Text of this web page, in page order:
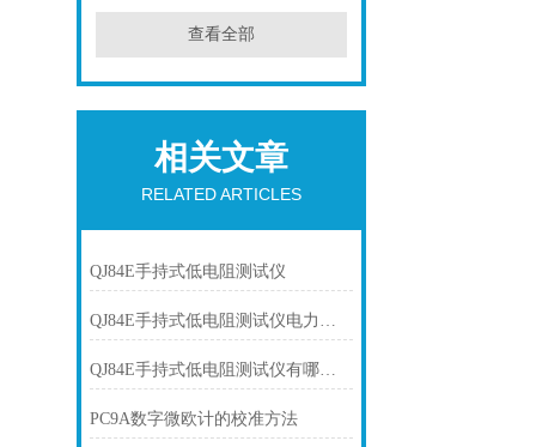
查看全部
相关文章
RELATED ARTICLES
QJ84E手持式低电阻测试仪
QJ84E手持式低电阻测试仪电力工人的新利器
QJ84E手持式低电阻测试仪有哪些特点
PC9A数字微欧计的校准方法